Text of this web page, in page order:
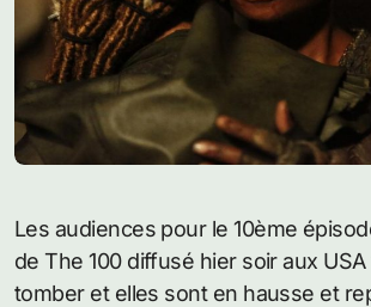
Les audiences pour le 10ème épisode de la saison 4
de The 100 diffusé hier soir aux
tomber et elles sont en hausse et